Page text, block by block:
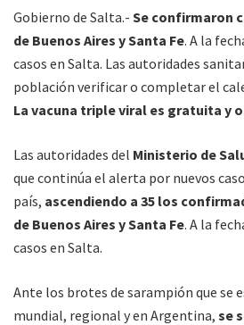
Gobierno de Salta.- Se confirmaron
de Buenos Aires y Santa Fe. A la
casos en Salta. Las autoridades
población verificar o completar el
La vacuna triple viral es gratuita y
Las autoridades del Ministerio de
que continúa el alerta por nuevos
país, ascendiendo a 35 los
de Buenos Aires y Santa Fe. A la
casos en Salta.
Ante los brotes de sarampión que se
mundial, regional y en Argentina, se